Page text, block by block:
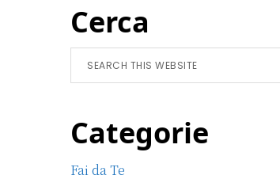
Primary
Sidebar
Cerca
Search
this
Categorie
Fai da Te